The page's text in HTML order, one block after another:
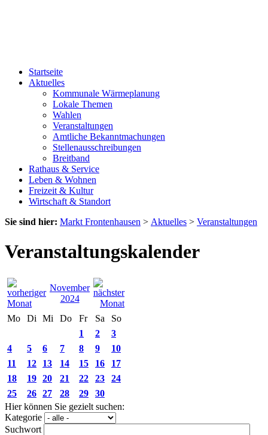
Startseite
Aktuelles
Kommunale Wärmeplanung
Lokale Themen
Wahlen
Veranstaltungen
Amtliche Bekanntmachungen
Stellenausschreibungen
Breitband
Rathaus & Service
Leben & Wohnen
Freizeit & Kultur
Wirtschaft & Standort
Sie sind hier: Markt Frontenhausen > Aktuelles > Veranstaltungen
Veranstaltungskalender
November
2024
Mo
Di Mi Do Fr Sa
So
1
2
3
4
5 6 7 8 9
10
11
12 13 14 15 16
17
18
19 20 21 22 23
24
25
26 27 28 29
30
Hier können Sie gezielt suchen:
Kategorie
Suchwort